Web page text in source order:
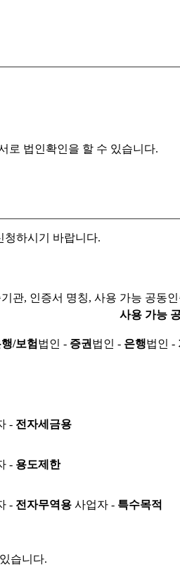
로 법인확인을 할 수 있습니다.
청하시기 바랍니다.
관, 인증서 명칭, 사용 가능 공동
사용 가능
/보험 법인 - 증권 법인 - 은행법인 -
- 전자세금용
- 용도제한
- 전자무역용 사업자 - 특수목적
습니다.